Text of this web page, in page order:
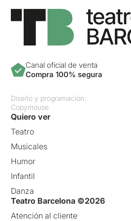
Canal oficial de venta
Compra 100% segura
Diseño y programación:
Copymouse
Quiero ver
Teatro
Musicales
Humor
Infantil
Danza
Teatro Barcelona ©2026
Atención al cliente